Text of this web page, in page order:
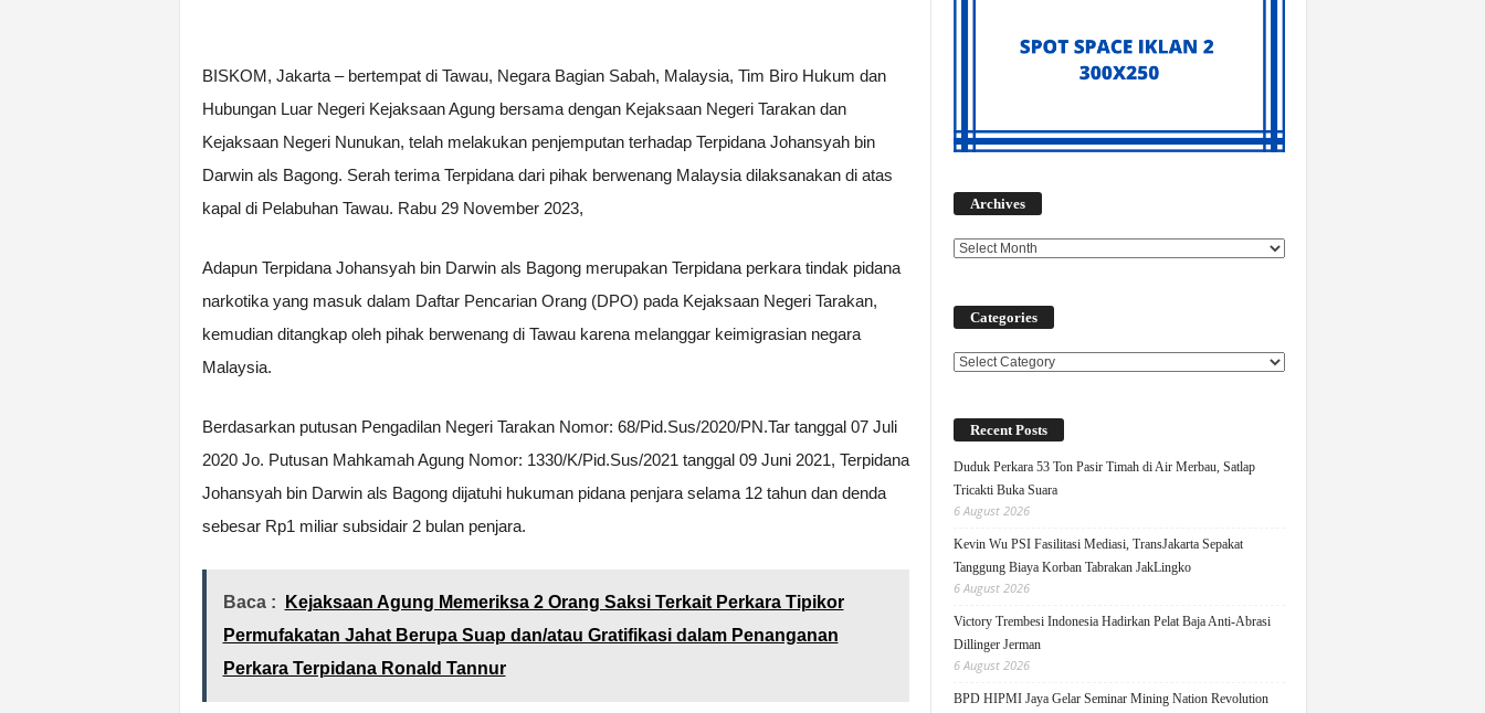
BISKOM, Jakarta – bertempat di Tawau, Negara Bagian Sabah, Malaysia, Tim Biro Hukum dan
Hubungan Luar Negeri Kejaksaan Agung bersama dengan Kejaksaan Negeri Tarakan dan
Kejaksaan Negeri Nunukan, telah melakukan penjemputan terhadap Terpidana Johansyah bin
Darwin als Bagong. Serah terima Terpidana dari pihak berwenang Malaysia dilaksanakan di atas
kapal di Pelabuhan Tawau. Rabu 29 November 2023,
Adapun Terpidana Johansyah bin Darwin als Bagong merupakan Terpidana perkara tindak pidana
narkotika yang masuk dalam Daftar Pencarian Orang (DPO) pada Kejaksaan Negeri Tarakan,
kemudian ditangkap oleh pihak berwenang di Tawau karena melanggar keimigrasian negara
Malaysia.
Berdasarkan putusan Pengadilan Negeri Tarakan Nomor: 68/Pid.Sus/2020/PN.Tar tanggal 07 Juli
2020 Jo. Putusan Mahkamah Agung Nomor: 1330/K/Pid.Sus/2021 tanggal 09 Juni 2021, Terpidana
Johansyah bin Darwin als Bagong dijatuhi hukuman pidana penjara selama 12 tahun dan denda
sebesar Rp1 miliar subsidair 2 bulan penjara.
Baca :
Kejaksaan Agung Memeriksa 2 Orang Saksi Terkait Perkara Tipikor
Permufakatan Jahat Berupa Suap dan/atau Gratifikasi dalam Penanganan
Perkara Terpidana Ronald Tannur
Archives
Categories
Categories
Recent Posts
Duduk Perkara 53 Ton Pasir Timah di Air Merbau, Satlap
Tricakti Buka Suara
6 August 2026
Kevin Wu PSI Fasilitasi Mediasi, TransJakarta Sepakat
Tanggung Biaya Korban Tabrakan JakLingko
6 August 2026
Victory Trembesi Indonesia Hadirkan Pelat Baja Anti-Abrasi
Dillinger Jerman
6 August 2026
BPD HIPMI Jaya Gelar Seminar Mining Nation Revolution